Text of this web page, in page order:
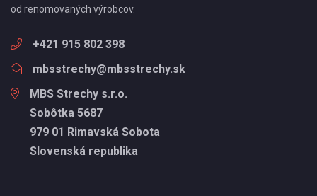
od renomovaných výrobcov.
+421 915 802 398
mbsstrechy@mbsstrechy.sk
MBS Strechy s.r.o.
Sobôtka 5687
979 01 Rimavská Sobota
Slovenská republika